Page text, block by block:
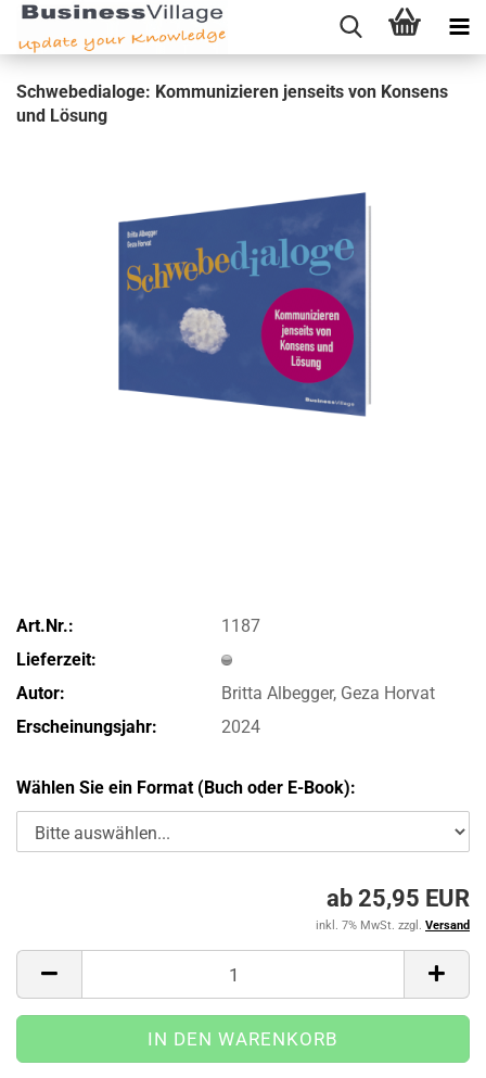
Schwe­be­dia­lo­ge: Kom­mu­ni­zie­ren jen­seits von Kon­sens
und Lö­sung
Art.Nr.:
1187
Lieferzeit:
Autor:
Britta Albegger, Geza Horvat
Erscheinungsjahr:
2024
Wählen Sie ein Format (Buch oder E-Book):
ab 25,95 EUR
inkl. 7% MwSt. zzgl. Versand